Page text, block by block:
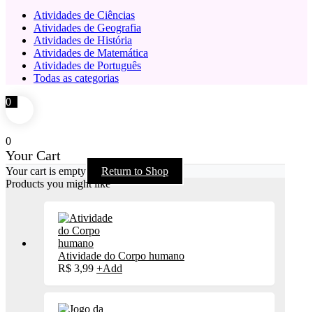
Atividades de Ciências
Atividades de Geografia
Atividades de História
Atividades de Matemática
Atividades de Português
Todas as categorias
0
0
Your Cart
Your cart is empty
Return to Shop
Products you might like
Atividade do Corpo humano
R$ 3,99 +Add